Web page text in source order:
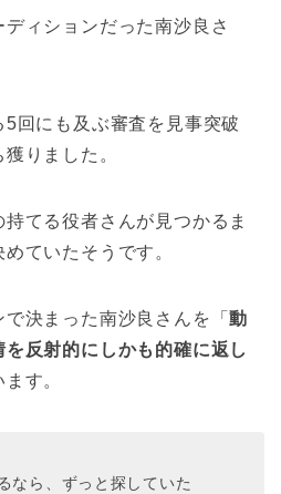
ィションだった南沙良さ
回にも及ぶ審査を見事突破
りました。
てる役者さんが見つかるま
ていたそうです。
決まった南沙良さんを「動
反射的にしかも的確に返し
す。
なら、ずっと探していた